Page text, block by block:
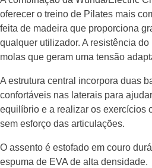
oferecer o treino de Pilates mais
feita de madeira que proporciona
qualquer utilizador. A resistência
molas que geram uma tensão
A estrutura central incorpora duas
confortáveis nas laterais para
equilíbrio e a realizar os exercícios
sem esforço das articulações.
O assento é estofado em couro
espuma de EVA de alta densidade.